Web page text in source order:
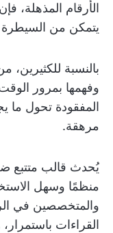
الأرقام
يتمكن من السيطرة
بالنسبة للكثيرين،
وفهمها بمرور
المفقودة تحول ما
مرهقة.
يُحدث قالب متتبع
منظمًا وسهل
والمتخصصين في
القراءات